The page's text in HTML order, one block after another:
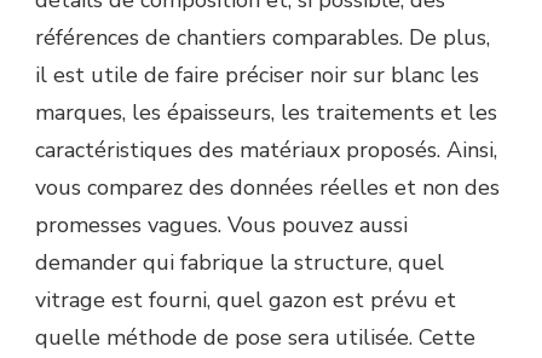
références de chantiers comparables. De plus,
il est utile de faire préciser noir sur blanc les
marques, les épaisseurs, les traitements et les
caractéristiques des matériaux proposés. Ainsi,
vous comparez des données réelles et non des
promesses vagues. Vous pouvez aussi
demander qui fabrique la structure, quel
vitrage est fourni, quel gazon est prévu et
quelle méthode de pose sera utilisée. Cette